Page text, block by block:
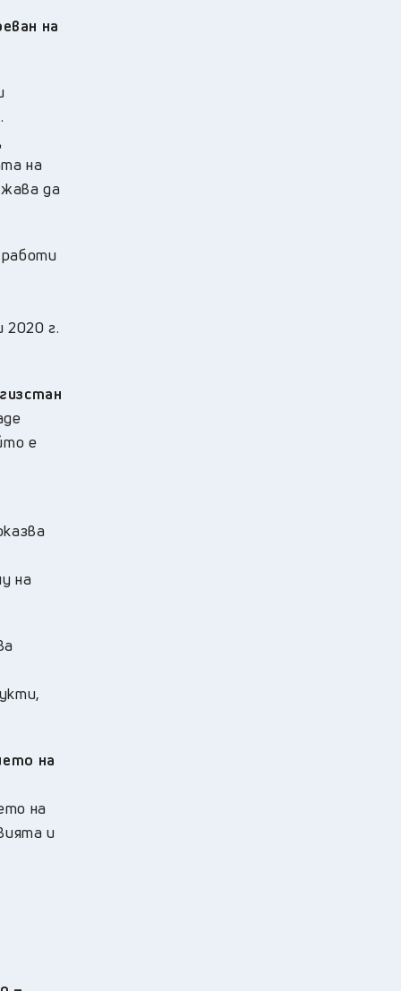
на
на
да
2020 г.
е
на
на
на
и